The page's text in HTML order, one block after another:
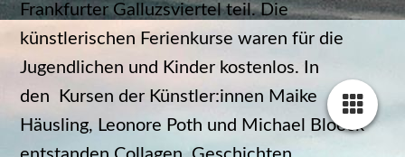
Frankfurter Galluzsviertel teil. Die
künstlerischen Ferienkurse waren für die
Jugendlichen und Kinder kostenlos. In
den Kursen der Künstler:innen Maike
Häusling, Leonore Poth und Michael Bloeck